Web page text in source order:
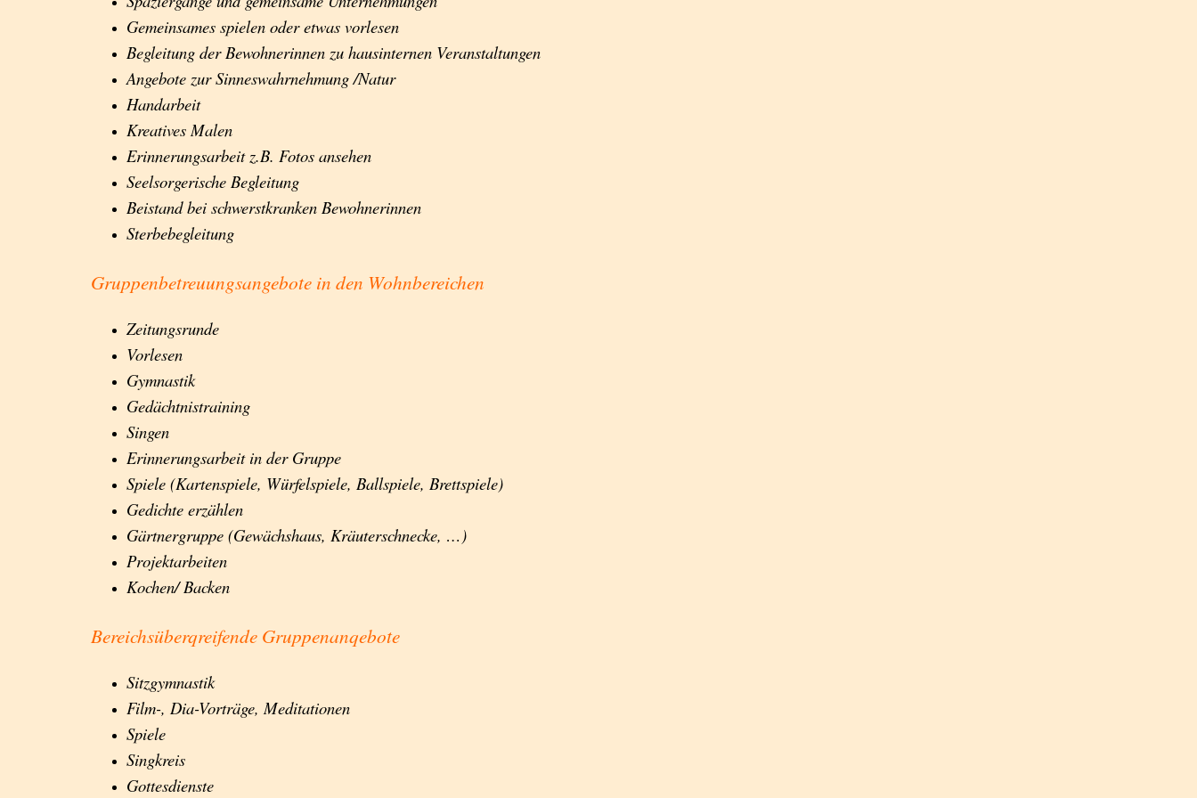
Gemeinsames spielen oder etwas vorlesen
Begleitung der Bewohnerinnen zu hausinternen Veranstaltungen
Angebote zur Sinneswahrnehmung /Natur
Handarbeit
Kreatives Malen
Erinnerungsarbeit z.B. Fotos ansehen
Seelsorgerische Begleitung
Beistand bei schwerstkranken Bewohnerinnen
Sterbebegleitung
Gruppenbetreuungsangebote in den Wohnbereichen
Zeitungsrunde
Vorlesen
Gymnastik
Gedächtnistraining
Singen
Erinnerungsarbeit in der Gruppe
Spiele (Kartenspiele, Würfelspiele, Ballspiele, Brettspiele)
Gedichte erzählen
Gärtnergruppe (Gewächshaus, Kräuterschnecke, …)
Projektarbeiten
Kochen/ Backen
Bereichsüberqreifende Gruppenanqebote
Sitzgymnastik
Film-, Dia-Vorträge, Meditationen
Spiele
Singkreis
Gottesdienste